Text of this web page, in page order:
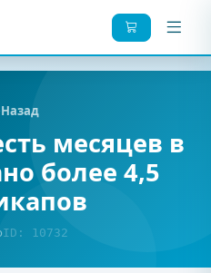
Назад
месяцев в
более 4,5
ID: 10732